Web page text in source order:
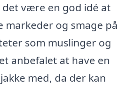
være en god idé at
markeder og smage på
som muslinger og
anbefalet at have en
med, da der kan